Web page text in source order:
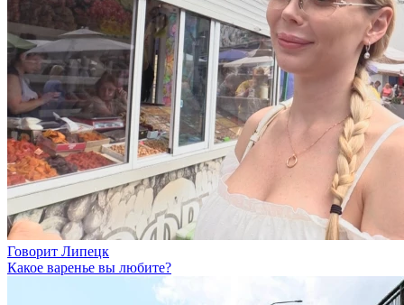
Говорит Липецк
Какое варенье вы любите?